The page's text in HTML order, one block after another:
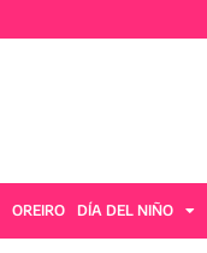
OREIRO DÍA DEL NIÑO